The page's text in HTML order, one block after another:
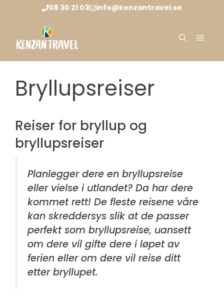
08 30 21 03 info@kenzantravel.se
Meny
Bryllupsreiser
Reiser for bryllup og
bryllupsreiser
Planlegger dere en bryllupsreise
eller vielse i utlandet? Da har dere
kommet rett! De fleste reisene våre
kan skreddersys slik at de passer
perfekt som bryllupsreise, uansett
om dere vil gifte dere i løpet av
ferien eller om dere vil reise ditt
etter bryllupet.